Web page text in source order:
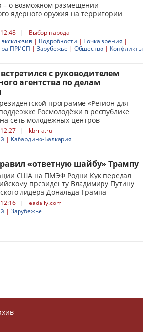
– о возможном размещении
ядерного оружия на территории
|
Выбор народа
| Подробности | Точка зрения |
ПРИСП | Зарубежье | Общество | Конфликты
с руководителем
агентства по делам
программе «Регион для
Росмолодёжи в республике
сеть молодёжных центров
|
kbrria.ru
| Кабардино-Балкария
«ответную шайбу» Трампу
США на ПМЭФ Родни Кук передал
президенту Владимиру Путину
лидера Дональда Трампа
|
eadaily.com
| Зарубежье